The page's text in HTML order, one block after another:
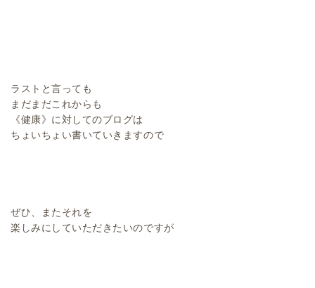
ラストと言っても
まだまだこれからも
《健康》に対してのブログは
ちょいちょい書いていきますので
ぜひ、またそれを
楽しみにしていただきたいのですが